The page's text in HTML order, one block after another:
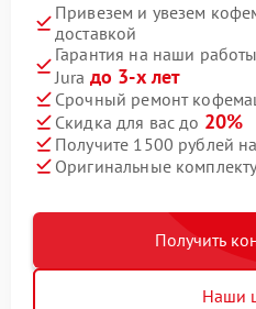
Привезем и увезем
доставкой
Гарантия на наши
Jura до 3-х лет
Срочный ремонт
Скидка для вас до 20%
Получите 1500 рублей
Оригинальные
Получить
Наши